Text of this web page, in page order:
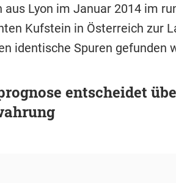
Lyon im Januar 2014 im
Kufstein in Österreich zur
identische Spuren gefunden
entscheidet